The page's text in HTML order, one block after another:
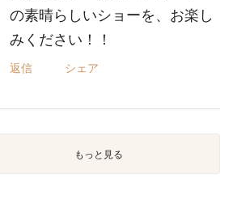
の素晴らしいショーを、お楽し
みください！！
返信 シェア
もっと見る